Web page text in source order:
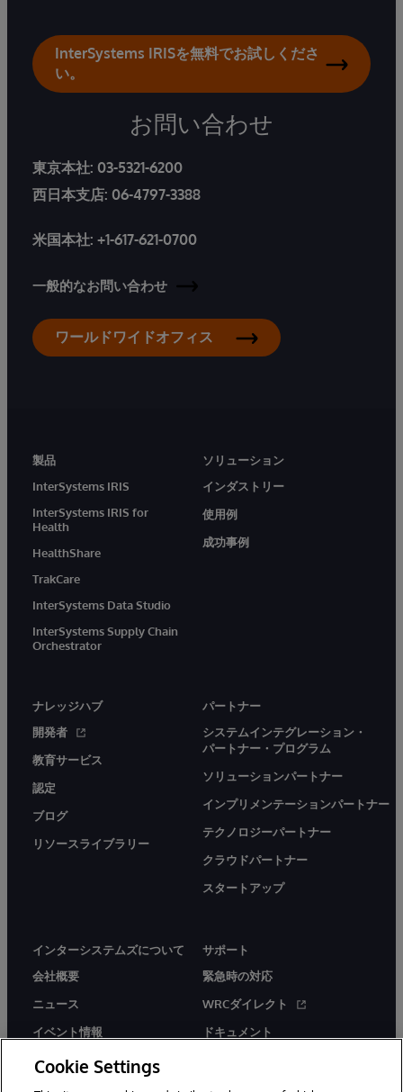
InterSystems IRISを無料でお試しくださ
い。
お問い合わせ
東京本社: 03-5321-6200
西日本支店: 06-4797-3388
米国本社: +1-617-621-0700
一般的なお問い合わせ
ワールドワイドオフィス
製品
InterSystems IRIS
InterSystems IRIS for
Health
HealthShare
TrakCare
InterSystems Data Studio
InterSystems Supply Chain
Orchestrator
ソリューション
インダストリー
使用例
成功事例
ナレッジハブ
開発者
教育サービス
認定
ブログ
リソースライブラリー
パートナー
システムインテグレーション・
パートナー・プログラム
ソリューションパートナー
インプリメンテーションパートナー
テクノロジーパートナー
クラウドパートナー
スタートアップ
インターシステムズについて
会社概要
ニュース
イベント情報
採用情報
サポート
緊急時の対応
WRCダイレクト
ドキュメント
Cookie Settings